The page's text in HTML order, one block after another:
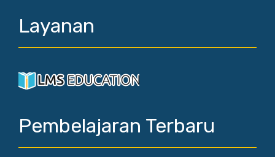
Layanan
Pembelajaran Terbaru